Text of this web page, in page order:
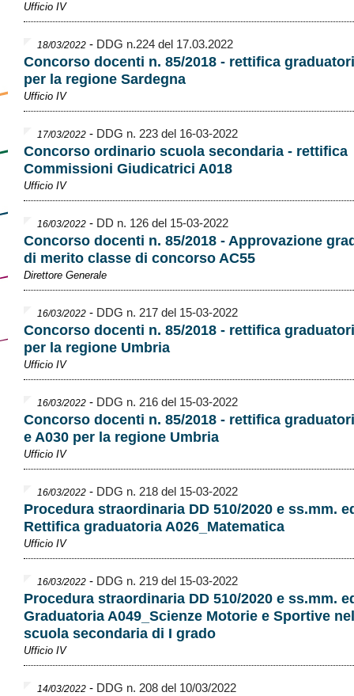
Ufficio IV
18/03/2022 - DDG n.224 del 17.03.2022
Concorso docenti n. 85/2018 - rettifica
per la regione Sardegna
Ufficio IV
17/03/2022 - DDG n. 223 del 16-03-2022
Concorso ordinario scuola secondaria - rettifica
Commissioni Giudicatrici A018
Ufficio IV
16/03/2022 - DD n. 126 del 15-03-2022
Concorso docenti n. 85/2018 - Approvazione
di merito classe di concorso AC55
Direttore Generale
16/03/2022 - DDG n. 217 del 15-03-2022
Concorso docenti n. 85/2018 - rettifica
per la regione Umbria
Ufficio IV
16/03/2022 - DDG n. 216 del 15-03-2022
Concorso docenti n. 85/2018 - rettifica
e A030 per la regione Umbria
Ufficio IV
16/03/2022 - DDG n. 218 del 15-03-2022
Procedura straordinaria DD 510/2020 e ss.mm.
Rettifica graduatoria A026_Matematica
Ufficio IV
16/03/2022 - DDG n. 219 del 15-03-2022
Procedura straordinaria DD 510/2020 e ss.mm.
Graduatoria A049_Scienze Motorie e Sportive
scuola secondaria di I grado
Ufficio IV
14/03/2022 - DDG n. 208 del 10/03/2022